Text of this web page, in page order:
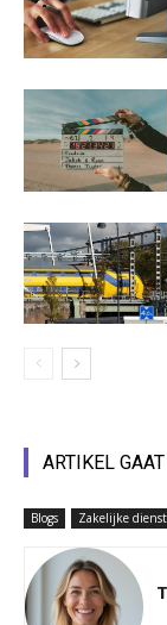
ARTIKEL
Blogs Zakelijke